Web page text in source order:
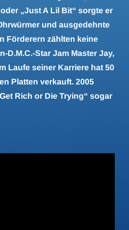
„Just A Lil Bit“ sorgte er
und ausgedehnte
Förderern zählten keine
D.M.C.-Star Jam Master Jay,
Laufe seiner Karriere hat 50
Platten verkauft. 2005
Rich or Die Trying“ sogar